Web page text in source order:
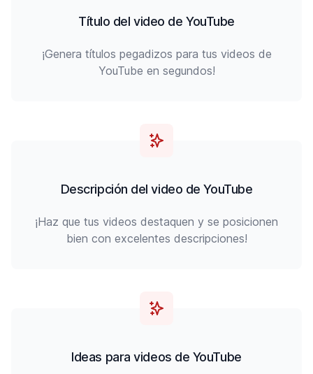
Título del video de YouTube
¡Genera títulos pegadizos para tus videos de
YouTube en segundos!
Descripción del video de YouTube
¡Haz que tus videos destaquen y se posicionen
bien con excelentes descripciones!
Ideas para videos de YouTube